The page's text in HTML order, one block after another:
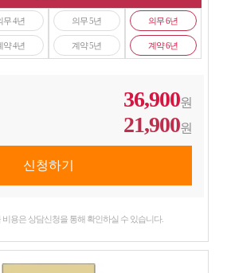
무 4년
약 4년
의무 5년
계약 5년
의무 6년
계약 6년
36,900원
21,900원
비용은 상담신청을 통해 확인하실 수 있습니다.